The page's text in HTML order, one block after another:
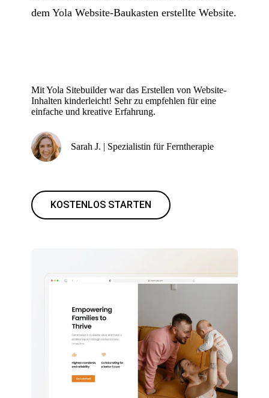
dem Yola Website-Baukasten erstellte Website.
Mit Yola Sitebuilder war das Erstellen von Website-
Inhalten kinderleicht! Sehr zu empfehlen für eine
einfache und kreative Erfahrung.
Sarah J. | Spezialistin für Ferntherapie
KOSTENLOS STARTEN